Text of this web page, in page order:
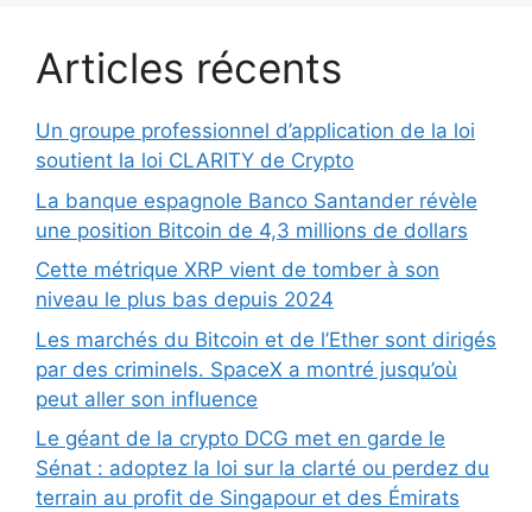
Articles récents
Un groupe professionnel d’application de la loi
soutient la loi CLARITY de Crypto
La banque espagnole Banco Santander révèle
une position Bitcoin de 4,3 millions de dollars
Cette métrique XRP vient de tomber à son
niveau le plus bas depuis 2024
Les marchés du Bitcoin et de l’Ether sont dirigés
par des criminels. SpaceX a montré jusqu’où
peut aller son influence
Le géant de la crypto DCG met en garde le
Sénat : adoptez la loi sur la clarté ou perdez du
terrain au profit de Singapour et des Émirats